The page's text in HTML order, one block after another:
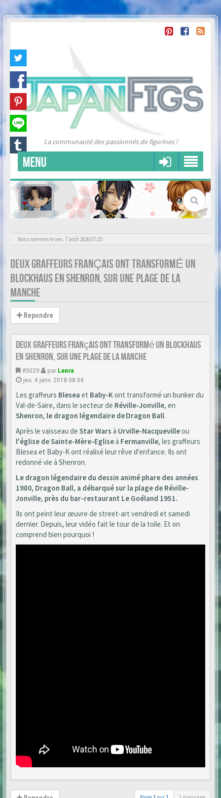
La communauté des passionnés de figurines !
MENU
Nous sommes le ven. 7 août 2026 07:25
DEUX GRAFFEURS FRANÇAIS ONT TRANSFORMÉ UN
BLOCKHAUS EN SHENRON, SUR UNE PLAGE DE LA
MANCHE
Repondre
Deux graffeurs français ont transformé un blockhaus
en Shenron, sur une plage de la Manche
#3029 par Lenra
jeu. 4 janv. 2018 08:04
Les graffeurs Blesea et Baby-Kont transformé un bunker du
Val-de-Saire, dans le secteur de Réville-Jonville, en
Shenron, le dragon légendaire de Dragon Ball.
Après le vaisseau de Star Wars à Urville-Nacquevilleou
l'église de Sainte-Mère-Egliseà Fermanville, les graffeurs
Blesea et Baby-K ont réalisé leur rêve d'enfance. Ils ont
redonné vie à Shenron.
Le dragon légendaire du dessin animé phare des années
1980, Dragon Ball, a débarqué sur la plage de Réville-
Jonville, près du bar-restaurant Le Goéland 1951.
Ils ont peint leur œuvre de street-art vendredi et samedi
dernier. Depuis, leur vidéo fait le tour de la toile. Et on
comprend bien pourquoi !